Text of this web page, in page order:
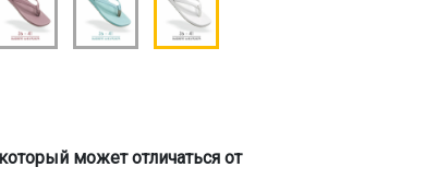
может отличаться от